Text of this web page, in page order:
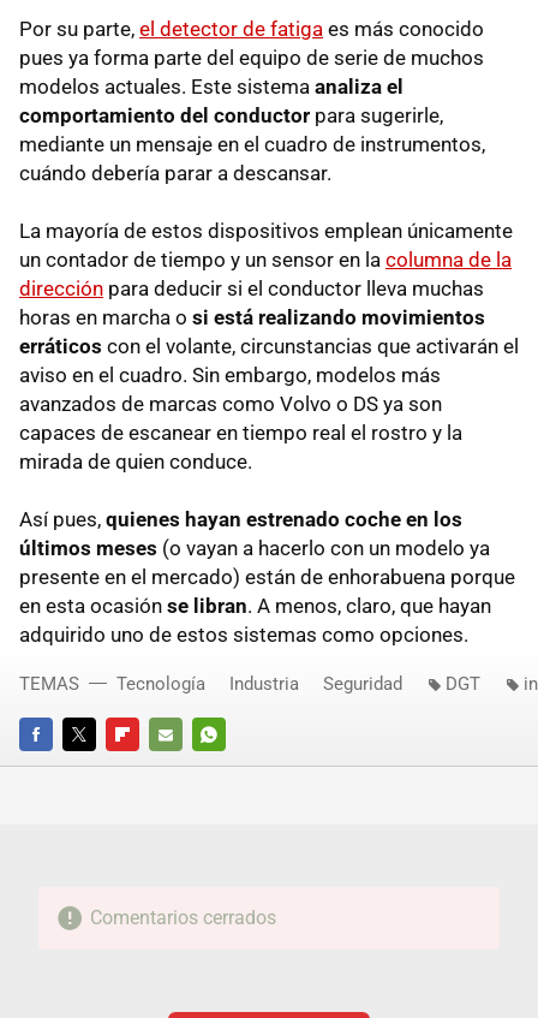
Por su parte, el detector de fatiga es más conocido
pues ya forma parte del equipo de serie de muchos
modelos actuales. Este sistema analiza el
comportamiento del conductor para sugerirle,
mediante un mensaje en el cuadro de instrumentos,
cuándo debería parar a descansar.
La mayoría de estos dispositivos emplean únicamente
un contador de tiempo y un sensor en la columna de la
dirección para deducir si el conductor lleva muchas
horas en marcha o si está realizando movimientos
erráticos con el volante, circunstancias que activarán el
aviso en el cuadro. Sin embargo, modelos más
avanzados de marcas como Volvo o DS ya son
capaces de escanear en tiempo real el rostro y la
mirada de quien conduce.
Así pues, quienes hayan estrenado coche en los
últimos meses (o vayan a hacerlo con un modelo ya
presente en el mercado) están de enhorabuena porque
en esta ocasión se libran. A menos, claro, que hayan
adquirido uno de estos sistemas como opciones.
FACEBOOKTWITTERFLIPBOARD
E-
WHATSAPP
TEMAS Tecnología Industria Seguridad DGT
Comentarios cerrados